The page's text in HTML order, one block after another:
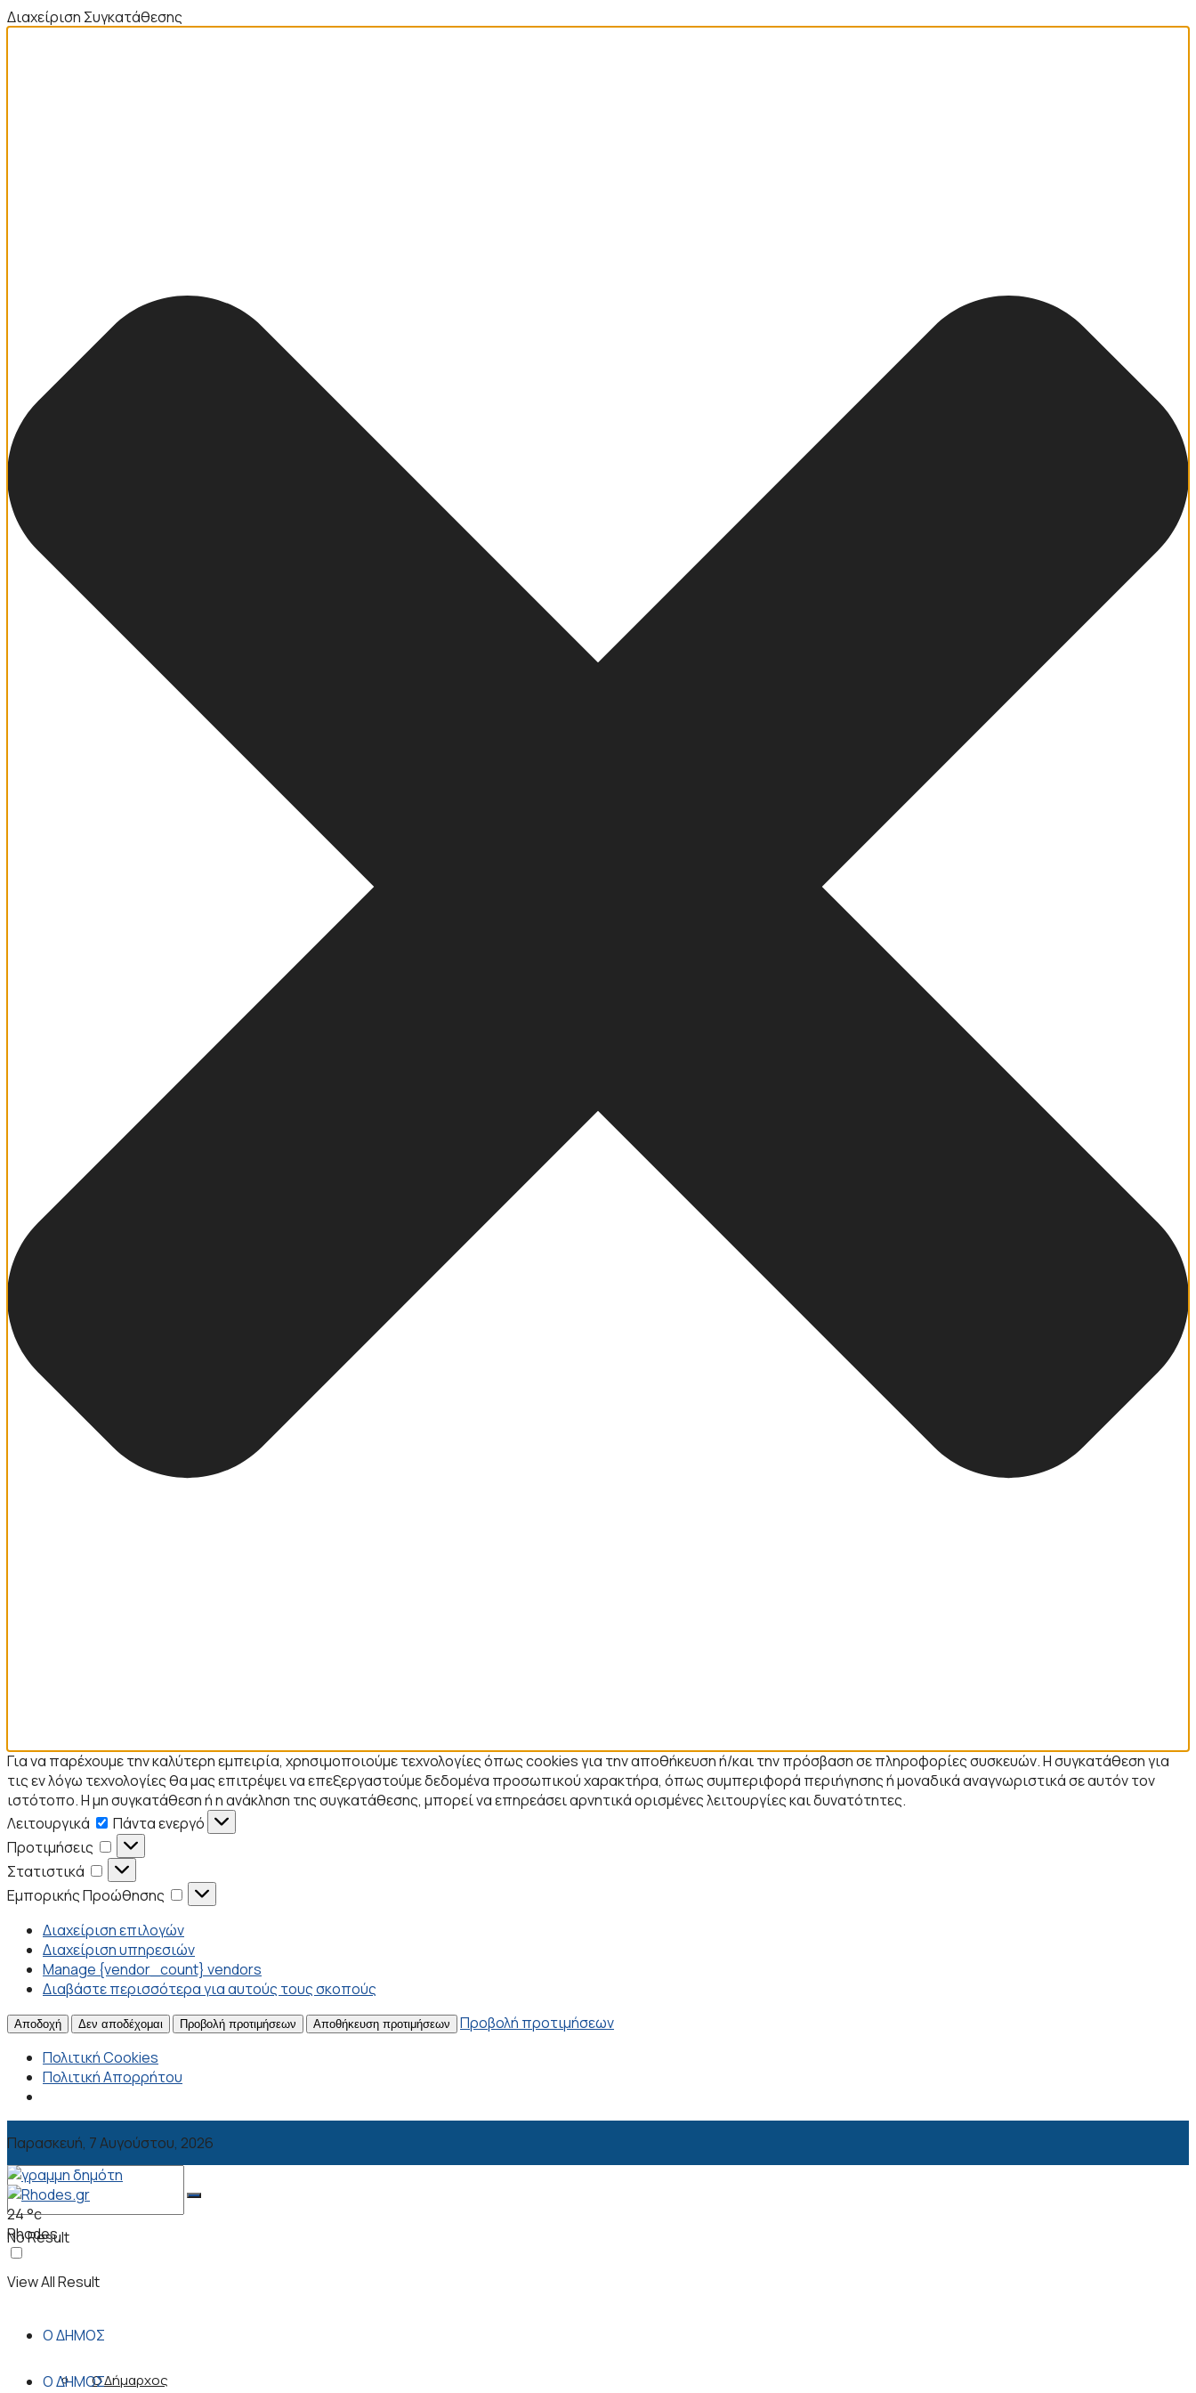
Διαχείριση Συγκατάθεσης
Για να παρέχουμε την καλύτερη εμπειρία, χρησιμοποιούμε τεχνολογίες όπως cookies για την αποθήκευση ή/και την πρόσβαση σε πληροφορίες συσκευών. Η συγκατάθεση για
τις εν λόγω τεχνολογίες θα μας επιτρέψει να επεξεργαστούμε δεδομένα προσωπικού χαρακτήρα, όπως συμπεριφορά περιήγησης ή μοναδικά αναγνωριστικά σε αυτόν τον
ιστότοπο. Η μη συγκατάθεση ή η ανάκληση της συγκατάθεσης, μπορεί να επηρεάσει αρνητικά ορισμένες λειτουργίες και δυνατότητες.
Λειτουργικά
Λειτουργικά
Πάντα ενεργό
Προτιμήσεις
Προτιμήσεις
Στατιστικά
Στατιστικά
Εμπορικής Προώθησης
Εμπορικής
Προώθησης
Διαχείριση επιλογών
Διαχείριση υπηρεσιών
Manage {vendor_count} vendors
Διαβάστε περισσότερα για αυτούς τους σκοπούς
Αποδοχή Δεν αποδέχομαι Προβολή προτιμήσεων Αποθήκευση προτιμήσεων
Προβολή προτιμήσεων
Πολιτική Cookies
Πολιτική Απορρήτου
Παρασκευή, 7 Αυγούστου, 2026
No Result
View All Result
24°c
Rhodes
Ο ΔΗΜΟΣ
Ο Δήμαρχος
Ο ΔΗΜΟΣ